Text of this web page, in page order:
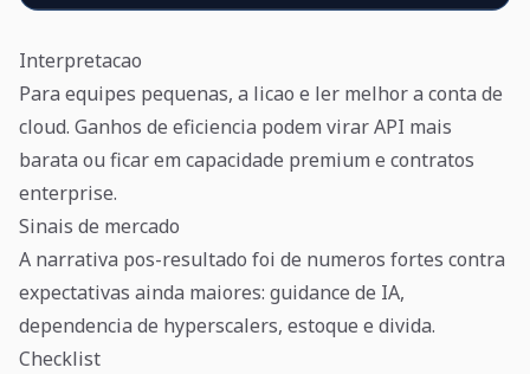
Interpretacao
Para equipes pequenas, a licao e ler melhor a conta de
cloud. Ganhos de eficiencia podem virar API mais
barata ou ficar em capacidade premium e contratos
enterprise.
Sinais de mercado
A narrativa pos-resultado foi de numeros fortes contra
expectativas ainda maiores: guidance de IA,
dependencia de hyperscalers, estoque e divida.
Checklist